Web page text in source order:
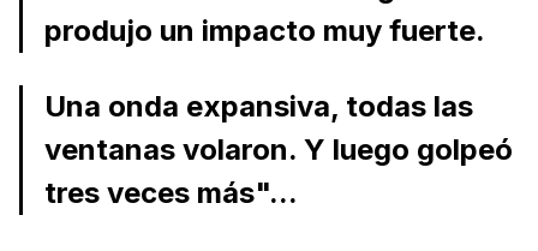
produjo un impacto muy fuerte.
Una onda expansiva, todas las
ventanas volaron. Y luego golpeó
tres veces más"...